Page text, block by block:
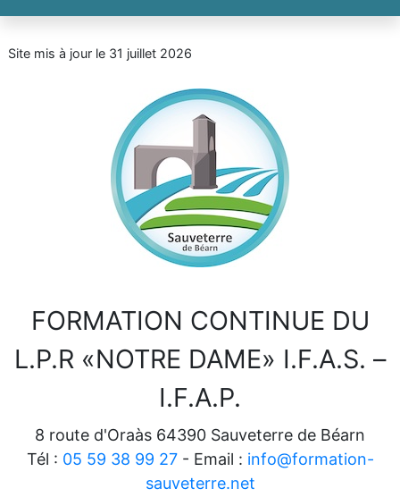
Site mis à jour le 31 juillet 2026
FORMATION CONTINUE DU
L.P.R «NOTRE DAME» I.F.A.S. –
I.F.A.P.
8 route d'Oraàs 64390 Sauveterre de Béarn
Tél : 05 59 38 99 27- Email : info@formation-
sauveterre.net